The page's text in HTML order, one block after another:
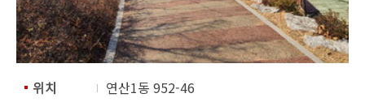
위치
연산1동 952-46